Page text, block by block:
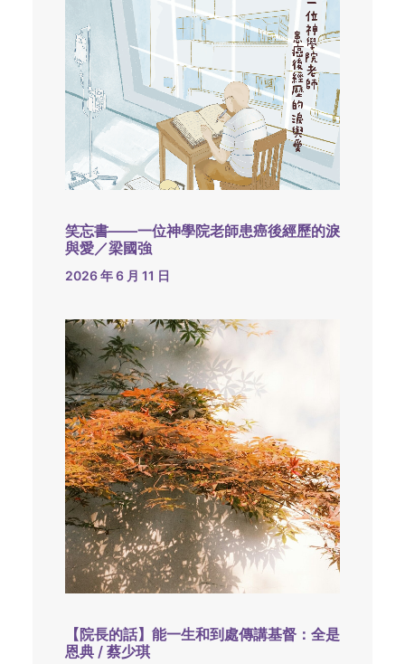
笑忘書——一位神學院老師患癌後經歷的淚
與愛／梁國強
2026 年 6 月 11 日
【院長的話】能一生和到處傳講基督：全是
恩典 / 蔡少琪